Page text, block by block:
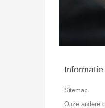
Informatie
Sitemap
Onze andere